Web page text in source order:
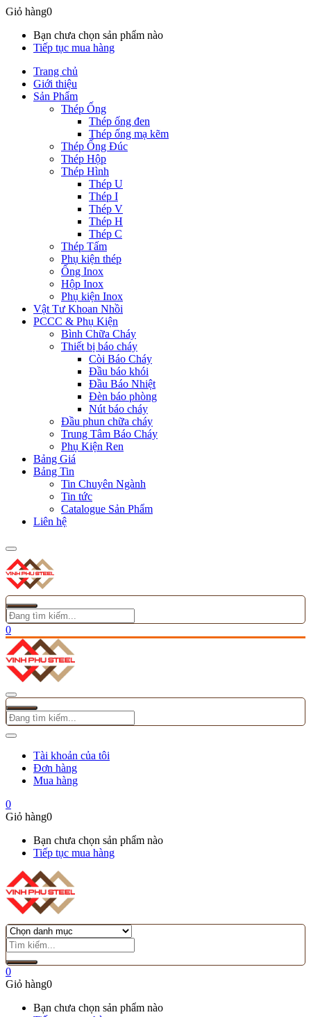
Giỏ hàng0
Bạn chưa chọn sản phẩm nào
Tiếp tục mua hàng
Trang chủ
Giới thiệu
Sản Phẩm
Thép Ống
Thép ống đen
Thép ống mạ kẽm
Thép Ống Đúc
Thép Hộp
Thép Hình
Thép U
Thép I
Thép V
Thép H
Thép C
Thép Tấm
Phụ kiện thép
Ống Inox
Hộp Inox
Phụ kiện Inox
Vật Tư Khoan Nhồi
PCCC & Phụ Kiện
Bình Chữa Cháy
Thiết bị báo cháy
Còi Báo Cháy
Đầu báo khói
Đầu Báo Nhiệt
Đèn báo phòng
Nút báo cháy
Đầu phun chữa cháy
Trung Tâm Báo Cháy
Phụ Kiện Ren
Bảng Giá
Bảng Tin
Tin Chuyên Ngành
Tin tức
Catalogue Sản Phẩm
Liên hệ
0
Tài khoản của tôi
Đơn hàng
Mua hàng
0
Giỏ hàng0
Bạn chưa chọn sản phẩm nào
Tiếp tục mua hàng
0
Giỏ hàng0
Bạn chưa chọn sản phẩm nào